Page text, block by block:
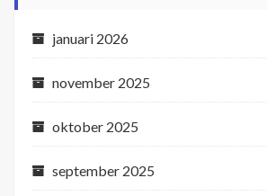
januari 2026
november 2025
oktober 2025
september 2025